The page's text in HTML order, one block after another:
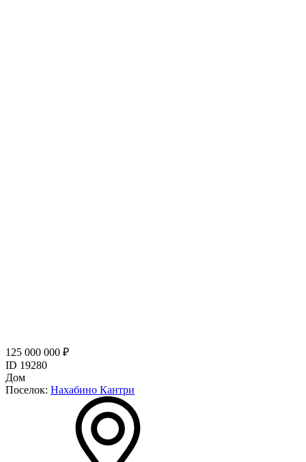
125 000 000 ₽
ID 19280
Дом
Поселок: Нахабино Кантри